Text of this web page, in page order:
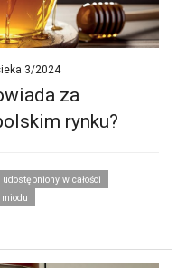
3/2024
za
rynku?
udostępniony w całości
miodu